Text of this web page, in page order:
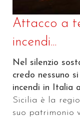
Attacco a
incendi...
Nel silenzio
credo nessuno
incendi in Italia
Sicilia è la
suo patrimonio